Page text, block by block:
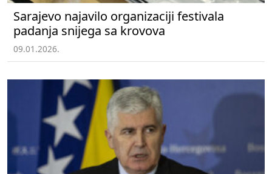
Sarajevo najavilo organizaciji festivala
padanja snijega sa krovova
09.01.2026.